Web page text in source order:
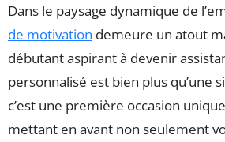
Dans le paysage dynamique de
de motivation demeure un atout
débutant aspirant à devenir
personnalisé est bien plus
c’est une première occasion
mettant en avant non seulement